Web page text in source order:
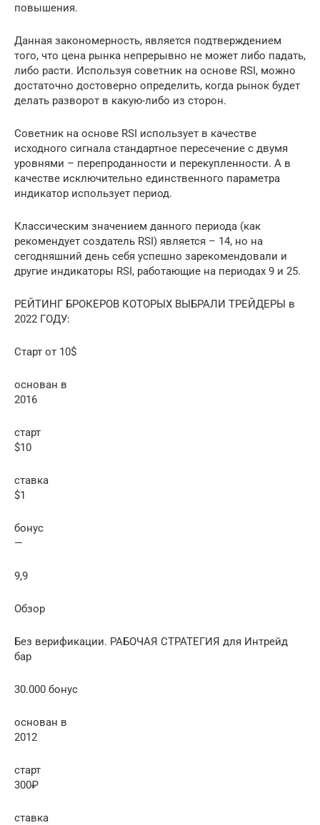
повышения.
Данная закономерность, является подтверждением
того, что цена рынка непрерывно не может либо падать,
либо расти. Используя советник на основе RSI, можно
достаточно достоверно определить, когда рынок будет
делать разворот в какую-либо из сторон.
Советник на основе RSI использует в качестве
исходного сигнала стандартное пересечение с двумя
уровнями – перепроданности и перекупленности. А в
качестве исключительно единственного параметра
индикатор использует период.
Классическим значением данного периода (как
рекомендует создатель RSI) является – 14, но на
сегодняшний день себя успешно зарекомендовали и
другие индикаторы RSI, работающие на периодах 9 и 25.
РЕЙТИНГ БРОКЕРОВ КОТОРЫХ ВЫБРАЛИ ТРЕЙДЕРЫ в
2022 ГОДУ:
Старт от 10$
основан в
2016
старт
$10
ставка
$1
бонус
—
9,9
Обзор
Без верификации. РАБОЧАЯ СТРАТЕГИЯ для Интрейд
бар
30.000 бонус
основан в
2012
старт
300₽
ставка